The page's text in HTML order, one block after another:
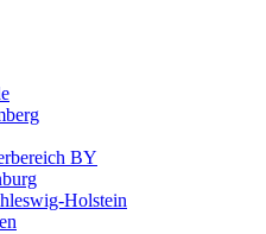
BY
Holstein